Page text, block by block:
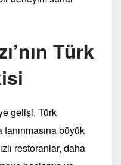
Türk
gelişi, Türk
tanınmasına büyük
restoranlar, daha